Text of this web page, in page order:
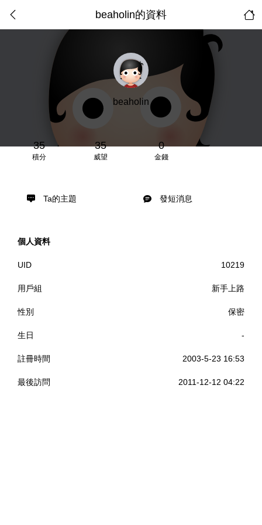
beaholin的資料
beaholin
35
積分
35
威望
0
金錢
Ta的主題 發短消息
個人資料
UID 10219
用戶組 新手上路
性別 保密
生日 -
註冊時間 2003-5-23 16:53
最後訪問 2011-12-12 04:22